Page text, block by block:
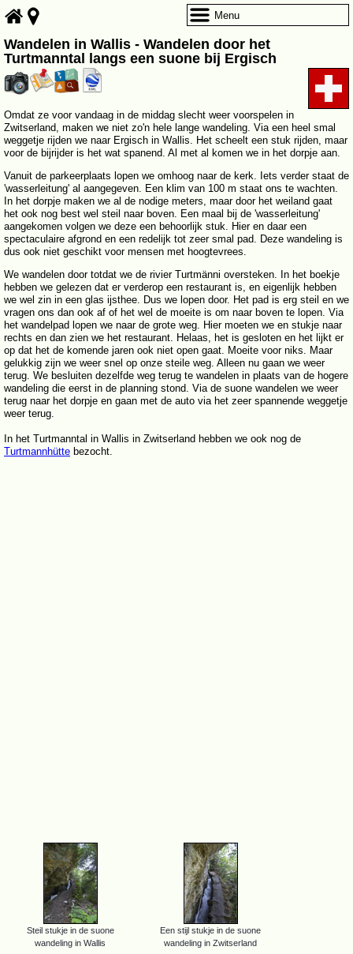
Wandelen in Wallis - Wandelen door het
Turtmanntal langs een suone bij Ergisch
Omdat ze voor vandaag in de middag slecht weer voorspelen in
Zwitserland, maken we niet zo'n hele lange wandeling. Via een heel smal
weggetje rijden we naar Ergisch in Wallis. Het scheelt een stuk rijden, maar
voor de bijrijder is het wat spanend. Al met al komen we in het dorpje aan.
Vanuit de parkeerplaats lopen we omhoog naar de kerk. Iets verder staat de
'wasserleitung' al aangegeven. Een klim van 100 m staat ons te wachten.
In het dorpje maken we al de nodige meters, maar door het weiland gaat
het ook nog best wel steil naar boven. Een maal bij de 'wasserleitung'
aangekomen volgen we deze een behoorlijk stuk. Hier en daar een
spectaculaire afgrond en een redelijk tot zeer smal pad. Deze wandeling is
dus ook niet geschikt voor mensen met hoogtevrees.
We wandelen door totdat we de rivier Turtmänni oversteken. In het boekje
hebben we gelezen dat er verderop een restaurant is, en eigenlijk hebben
we wel zin in een glas ijsthee. Dus we lopen door. Het pad is erg steil en we
vragen ons dan ook af of het wel de moeite is om naar boven te lopen. Via
het wandelpad lopen we naar de grote weg. Hier moeten we en stukje naar
rechts en dan zien we het restaurant. Helaas, het is gesloten en het lijkt er
op dat het de komende jaren ook niet open gaat. Moeite voor niks. Maar
gelukkig zijn we weer snel op onze steile weg. Alleen nu gaan we weer
terug. We besluiten dezelfde weg terug te wandelen in plaats van de hogere
wandeling die eerst in de planning stond. Via de suone wandelen we weer
terug naar het dorpje en gaan met de auto via het zeer spannende weggetje
weer terug.
In het Turtmanntal in Wallis in Zwitserland hebben we ook nog de
Turtmannhütte bezocht.
Steil stukje in de suone
wandeling in Wallis
Een stijl stukje in de suone
wandeling in Zwitserland
Menu